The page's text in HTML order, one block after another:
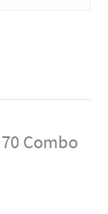
Combo